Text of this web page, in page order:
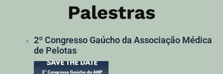
Palestras
2º Congresso Gaúcho da Associação Médica
de Pelotas